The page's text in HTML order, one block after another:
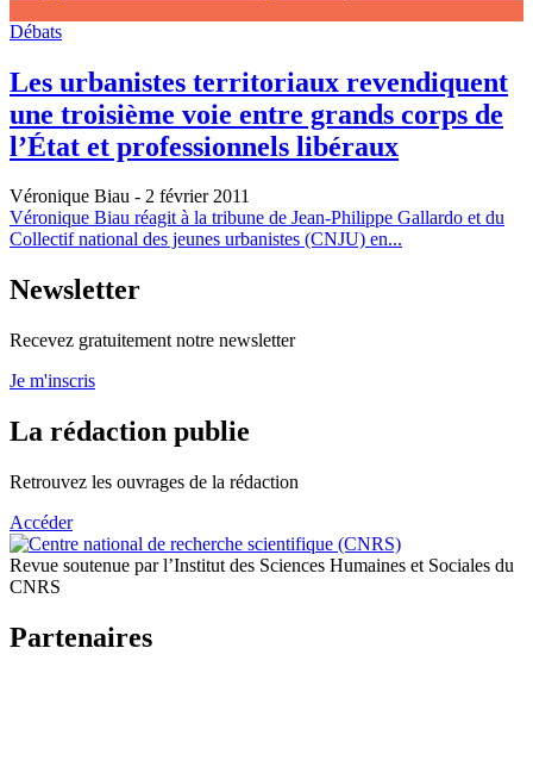
Débats
Les urbanistes territoriaux revendiquent
une troisième voie entre grands corps de
l’État et professionnels libéraux
Véronique Biau - 2 février 2011
Véronique Biau réagit à la tribune de Jean-Philippe Gallardo et du
Collectif national des jeunes urbanistes (CNJU) en...
Newsletter
Recevez gratuitement notre newsletter
Je m'inscris
La rédaction publie
Retrouvez les ouvrages de la rédaction
Accéder
Revue soutenue par l’Institut des Sciences Humaines et Sociales du
CNRS
Partenaires